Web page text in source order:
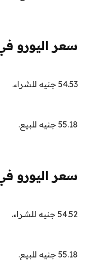
سعر اليورو
54.53 جنيه للشراء.
55.18 جنيه للبيع.
سعر اليورو
54.52 جنيه للشراء.
55.18 جنيه للبيع.